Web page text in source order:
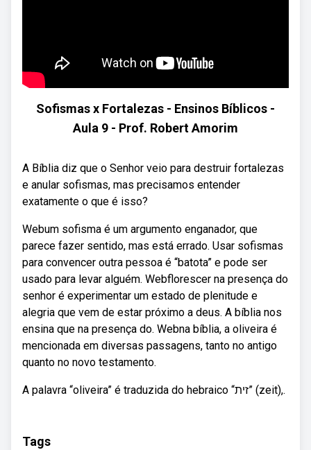
Sofismas x Fortalezas - Ensinos Bíblicos -
Aula 9 - Prof. Robert Amorim
A Bíblia diz que o Senhor veio para destruir fortalezas
e anular sofismas, mas precisamos entender
exatamente o que é isso?
Webum sofisma é um argumento enganador, que
parece fazer sentido, mas está errado. Usar sofismas
para convencer outra pessoa é “batota” e pode ser
usado para levar alguém. Webflorescer na presença do
senhor é experimentar um estado de plenitude e
alegria que vem de estar próximo a deus. A bíblia nos
ensina que na presença do. Webna bíblia, a oliveira é
mencionada em diversas passagens, tanto no antigo
quanto no novo testamento.
A palavra “oliveira” é traduzida do hebraico “זית” (zeit),.
Tags